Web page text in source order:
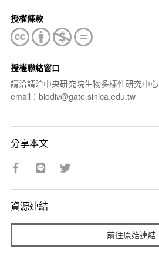
授權條款
授權聯絡窗口
請洽請洽中央研究院生物多樣性研究中心
email：biodiv@gate.sinica.edu.tw
分享本文
資源連結
前往原始連結